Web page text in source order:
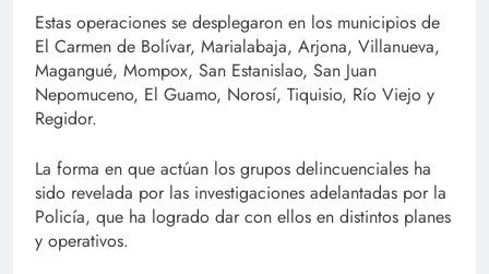
Estas operaciones se desplegaron en los municipios de
El Carmen de Bolívar, Marialabaja, Arjona, Villanueva,
Magangué, Mompox, San Estanislao, San Juan
Nepomuceno, El Guamo, Norosí, Tiquisio, Río Viejo y
Regidor.
La forma en que actúan los grupos delincuenciales ha
sido revelada por las investigaciones adelantadas por la
Policía, que ha logrado dar con ellos en distintos planes
y operativos.